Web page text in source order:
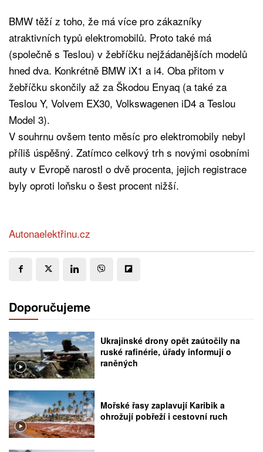
BMW těží z toho, že má více pro zákazníky
atraktivních typů elektromobilů. Proto také má
(společně s Teslou) v žebříčku nejžádanějších modelů
hned dva. Konkrétně BMW iX1 a i4. Oba přitom v
žebříčku skončily až za Škodou Enyaq (a také za
Teslou Y, Volvem EX30, Volkswagenen iD4 a Teslou
Model 3).
V souhrnu ovšem tento měsíc pro elektromobily nebyl
příliš úspěšný. Zatímco celkový trh s novými osobními
auty v Evropě narostl o dvě procenta, jejich registrace
byly oproti loňsku o šest procent nižší.
Autonaelektřinu.cz
Doporučujeme
Ukrajinské drony opět zaútočily na
ruské rafinérie, úřady informují o
raněných
Mořské řasy zaplavují Karibik a
ohrožují pobřeží i cestovní ruch